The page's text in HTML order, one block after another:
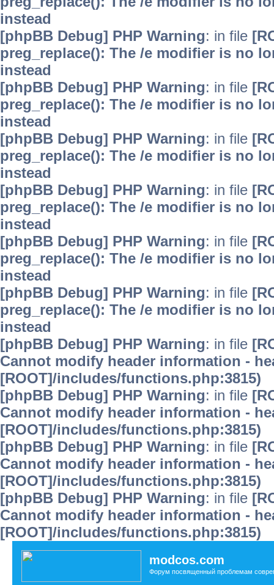
instead
[phpBB Debug] PHP Warning: in file
preg_replace(): The /e modifier is no
instead
[phpBB Debug] PHP Warning: in file
preg_replace(): The /e modifier is no
instead
[phpBB Debug] PHP Warning: in file
preg_replace(): The /e modifier is no
instead
[phpBB Debug] PHP Warning: in file
preg_replace(): The /e modifier is no
instead
[phpBB Debug] PHP Warning: in file
preg_replace(): The /e modifier is no
instead
[phpBB Debug] PHP Warning: in file
preg_replace(): The /e modifier is no
instead
[phpBB Debug] PHP Warning: in file
Cannot modify header information -
[ROOT]/includes/functions.php:3815)
[phpBB Debug] PHP Warning: in file
Cannot modify header information -
[ROOT]/includes/functions.php:3815)
[phpBB Debug] PHP Warning: in file
Cannot modify header information -
[ROOT]/includes/functions.php:3815)
[phpBB Debug] PHP Warning: in file
Cannot modify header information -
[ROOT]/includes/functions.php:3815)
modcos.com
Форум посвященный проблемам